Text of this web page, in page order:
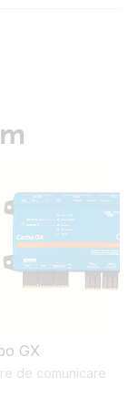
GX
de comunicare